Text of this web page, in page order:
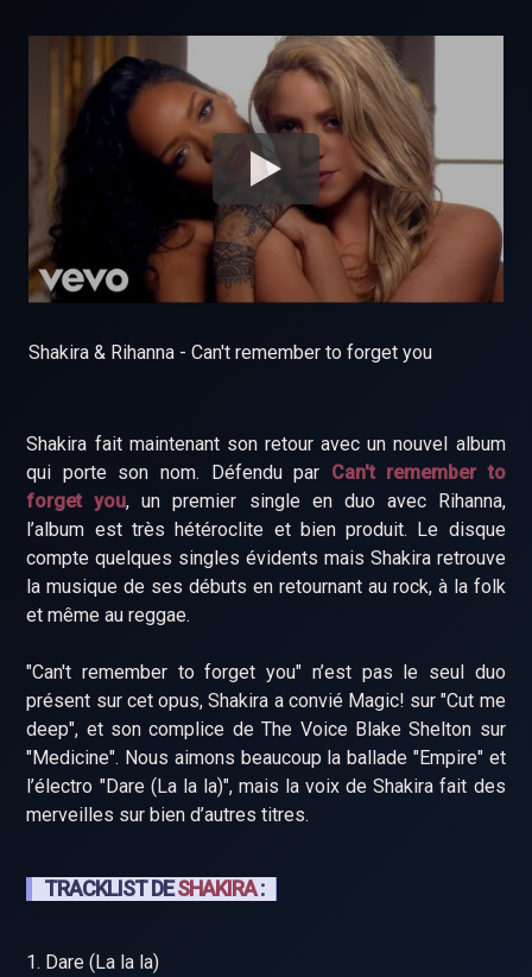
Shakira & Rihanna - Can't remember to forget you
Shakira fait maintenant son retour avec un nouvel album
qui porte son nom. Défendu par Can't remember to
forget you, un premier single en duo avec Rihanna,
l’album est très hétéroclite et bien produit. Le disque
compte quelques singles évidents mais Shakira retrouve
la musique de ses débuts en retournant au rock, à la folk
et même au reggae.
"Can't remember to forget you" n’est pas le seul duo
présent sur cet opus, Shakira a convié Magic! sur "Cut me
deep", et son complice de The Voice Blake Shelton sur
"Medicine". Nous aimons beaucoup la ballade "Empire" et
l’électro "Dare (La la la)", mais la voix de Shakira fait des
merveilles sur bien d’autres titres.
TRACKLIST DESHAKIRA:
1. Dare (La la la)